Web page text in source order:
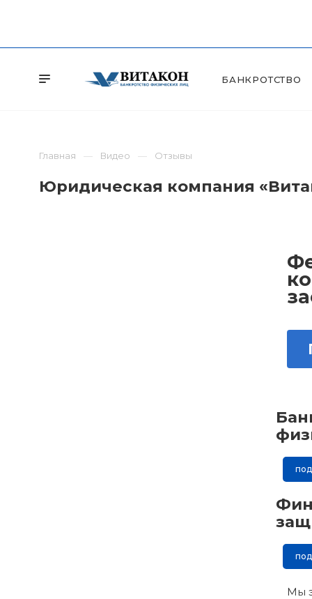
БАНКРОТСТВО
Главная Видео Отзывы
Юридическая компания
Мы